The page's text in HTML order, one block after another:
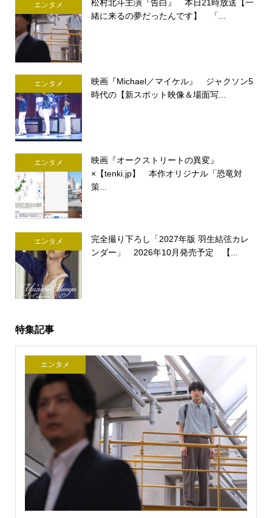
エンタメ
松村北斗主演『告白』 本日21時放送【一
緒に来るの夢だったんです】 「...
エンタメ
映画『Michael／マイケル』 ジャクソン5
時代の【新スポット映像＆場面写...
エンタメ
映画『オークストリートの異変』
×【tenki.jp】 本作オリジナル「恐竜対
策...
エンタメ
完全撮り下ろし「2027年版 羽生結弦カレ
ンダー」 2026年10月発売予定 【...
特集記事
エンタメ